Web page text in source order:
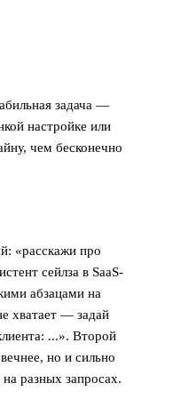
задача —
настройке или
чем бесконечно
«расскажи про
сейлза в SaaS-
абзацами на
хватает — задай
...». Второй
но и сильно
разных запросах.